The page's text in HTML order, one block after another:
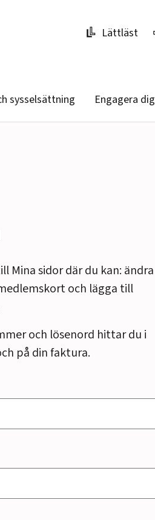
Lättläst
sysselsättning Engagera dig
Mina sidor där du kan: ändra
och lägga till
och lösenord hittar du i
på din faktura.